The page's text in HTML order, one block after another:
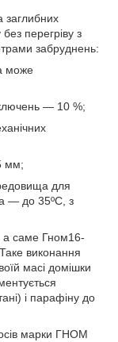
перегріву з
забруднень:
може
— 10 %;
мм;
для
— до 35ºС, з
а саме Гном16-
виконання
масі домішки
і парафіну до
марки ГНОМ